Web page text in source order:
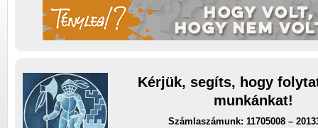
Kérjük, segíts, hogy
munkánkat!
Számlaszámunk: 11705008 –